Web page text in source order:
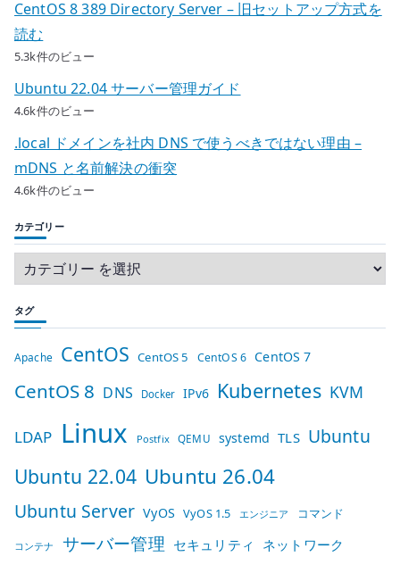
CentOS 8 389 Directory Server – 旧セットアップ方式を
読む
5.3k件のビュー
Ubuntu 22.04 サーバー管理ガイド
4.6k件のビュー
.local ドメインを社内 DNS で使うべきではない理由 –
mDNS と名前解決の衝突
4.6k件のビュー
カテゴリー
タグ
Apache CentOS CentOS 5 CentOS 6 CentOS 7
CentOS 8 DNS Docker IPv6 Kubernetes KVM
LDAP Linux Postfix QEMU systemd TLS Ubuntu
Ubuntu 22.04 Ubuntu 26.04
Ubuntu Server VyOS VyOS 1.5 エンジニア コマンド
コンテナ サーバー管理 セキュリティ ネットワーク